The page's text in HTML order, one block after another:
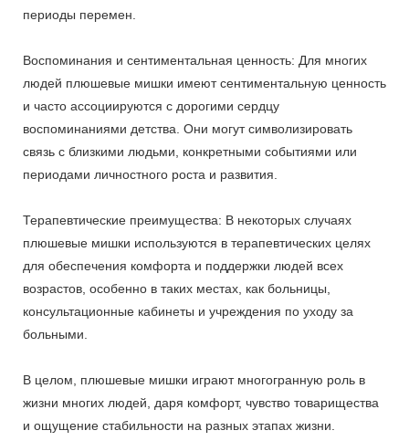
периоды перемен.
Воспоминания и сентиментальная ценность: Для многих
людей плюшевые мишки имеют сентиментальную ценность
и часто ассоциируются с дорогими сердцу
воспоминаниями детства. Они могут символизировать
связь с близкими людьми, конкретными событиями или
периодами личностного роста и развития.
Терапевтические преимущества: В некоторых случаях
плюшевые мишки используются в терапевтических целях
для обеспечения комфорта и поддержки людей всех
возрастов, особенно в таких местах, как больницы,
консультационные кабинеты и учреждения по уходу за
больными.
В целом, плюшевые мишки играют многогранную роль в
жизни многих людей, даря комфорт, чувство товарищества
и ощущение стабильности на разных этапах жизни.